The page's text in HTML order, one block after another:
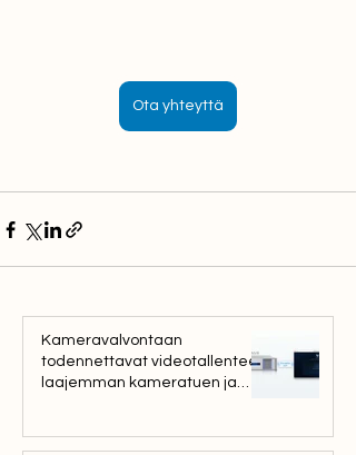
Ota yhteyttä
Kameravalvontaan
todennettavat videotallenteet,
laajemman kameratuen ja